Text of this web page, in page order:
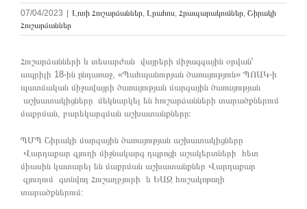
07/04/2023 Լոռի Հուշարձաններ, Լրահոս, Հրապարակումներ, Շիրակի
Հուշարձաններ
Հուշարձանների և տեսարժան վայրերի միջազգային օրվան՝
ապրիլի 18-ին ընդառաջ, «Պահպանության ծառայություն» ՊՈԱԿ-ի
պատմական միջավայրի ծառայության մարզային ծառայության
աշխատակիցները մեկնարկել են հուշարձանների տարածքներում
մաքրման, բարեկարգման աշխատանքները։
ՊՄՊ Շիրակի մարզային ծառայության աշխատակիցները
Վարդաքար գյուղի միջնակարգ դպրոցի աշակերտների հետ
միասին կատարել են մաքրման աշխատանքներ Վարդաքար
գյուղում գտնվող Հուշաղբյուրի և ԵԱԶ հուշակոթողի
տարածքներում։